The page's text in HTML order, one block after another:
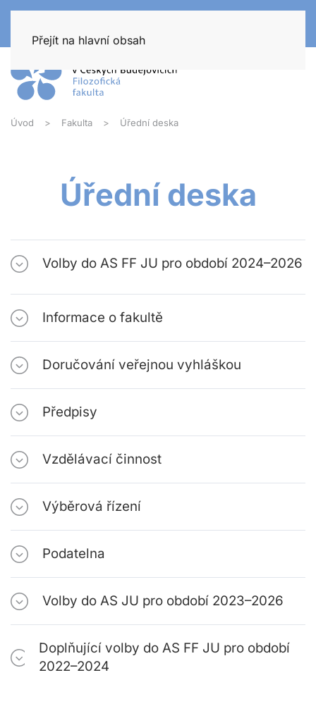
Přejít na hlavní obsah
Úvod Fakulta Úřední deska
Úřední deska
Volby do AS FF JU pro období 2024–2026
Informace o fakultě
Doručování veřejnou vyhláškou
Předpisy
Vzdělávací činnost
Výběrová řízení
Podatelna
Volby do AS JU pro období 2023–2026
Doplňující volby do AS FF JU pro období
2022–2024